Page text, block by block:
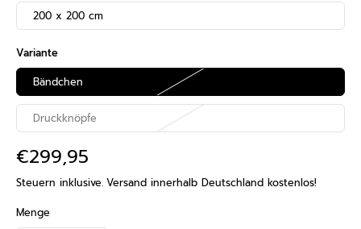
200 x 200 cm
Variante
Bändchen
Druckknöpfe
€299,95
Steuern inklusive. Versand innerhalb Deutschland kostenlos!
Menge